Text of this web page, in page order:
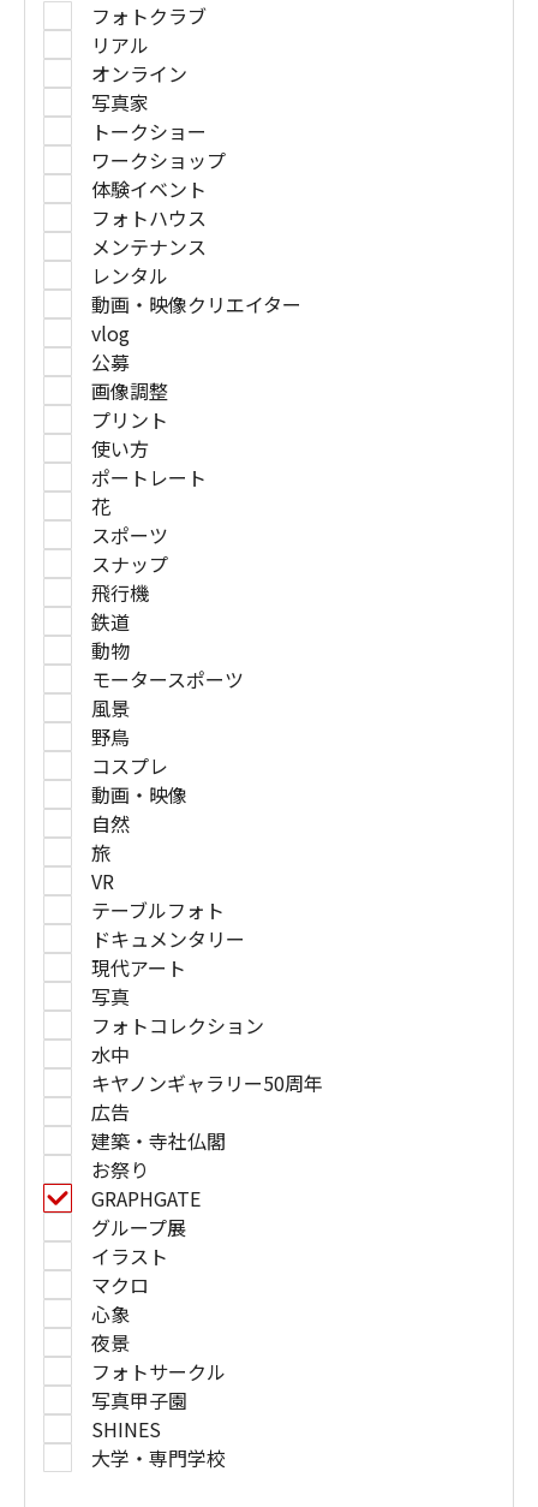
フォトクラブ
リアル
オンライン
写真家
トークショー
ワークショップ
体験イベント
フォトハウス
メンテナンス
レンタル
動画・映像クリエイター
vlog
公募
画像調整
プリント
使い方
ポートレート
花
スポーツ
スナップ
飛行機
鉄道
動物
モータースポーツ
風景
野鳥
コスプレ
動画・映像
自然
旅
VR
テーブルフォト
ドキュメンタリー
現代アート
写真
フォトコレクション
水中
キヤノンギャラリー50周年
広告
建築・寺社仏閣
お祭り
GRAPHGATE
グループ展
イラスト
マクロ
心象
夜景
フォトサークル
写真甲子園
SHINES
大学・専門学校